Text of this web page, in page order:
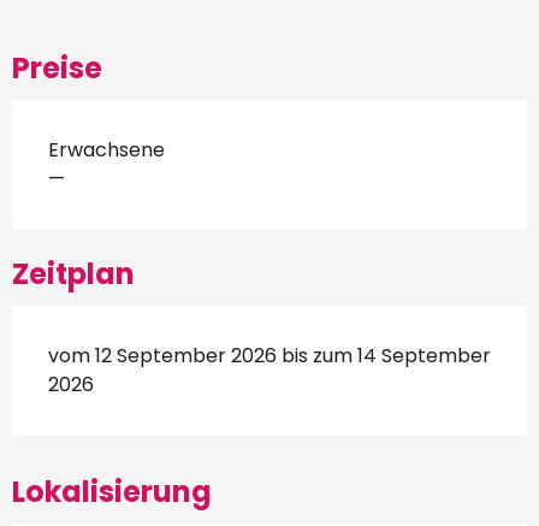
Preise
Erwachsene
—
Zeitplan
vom 12 September 2026 bis zum 14 September
2026
Lokalisierung